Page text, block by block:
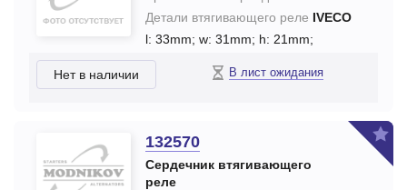
Детали втягивающего реле IVECO
l: 33mm; w: 31mm; h: 21mm;
Нет в наличии В лист ожидания
132570
Сердечник втягивающего
реле